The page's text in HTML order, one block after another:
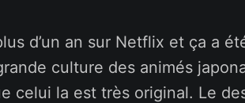
d’un an sur Netflix et ça a
culture des animés
celui la est très original. Le